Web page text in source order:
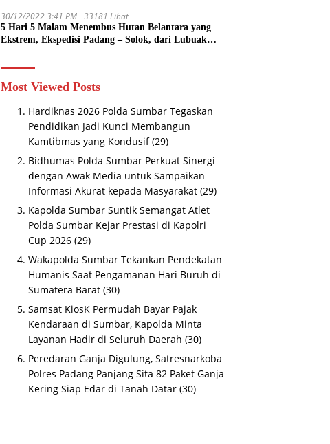
30/12/2022 3:41 PM 33181 Lihat
5 Hari 5 Malam Menembus Hutan Belantara yang
Ekstrem, Ekspedisi Padang – Solok, dari Lubuak
Most Viewed Posts
Hardiknas 2026 Polda Sumbar Tegaskan
Pendidikan Jadi Kunci Membangun
Kamtibmas yang Kondusif (29)
Bidhumas Polda Sumbar Perkuat Sinergi
dengan Awak Media untuk Sampaikan
Informasi Akurat kepada Masyarakat (29)
Kapolda Sumbar Suntik Semangat Atlet
Polda Sumbar Kejar Prestasi di Kapolri
Cup 2026 (29)
Wakapolda Sumbar Tekankan Pendekatan
Humanis Saat Pengamanan Hari Buruh di
Sumatera Barat (30)
Samsat KiosK Permudah Bayar Pajak
Kendaraan di Sumbar, Kapolda Minta
Layanan Hadir di Seluruh Daerah (30)
Peredaran Ganja Digulung, Satresnarkoba
Polres Padang Panjang Sita 82 Paket Ganja
Kering Siap Edar di Tanah Datar (30)